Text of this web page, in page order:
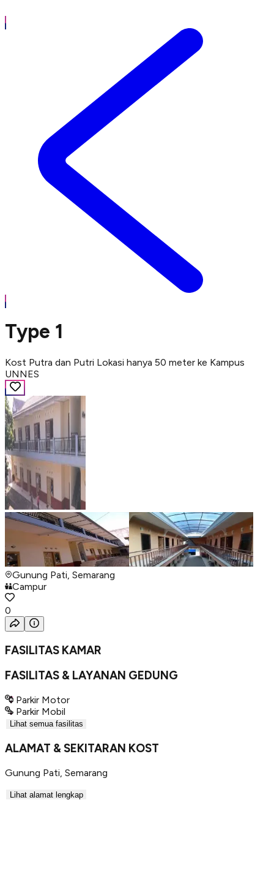
Type 1
Kost Putra dan Putri Lokasi hanya 50 meter ke Kampus
UNNES
Gunung Pati, Semarang
Campur
0
FASILITAS KAMAR
FASILITAS & LAYANAN GEDUNG
Parkir Motor
Parkir Mobil
Lihat semua fasilitas
ALAMAT & SEKITARAN KOST
Gunung Pati, Semarang
Lihat alamat lengkap